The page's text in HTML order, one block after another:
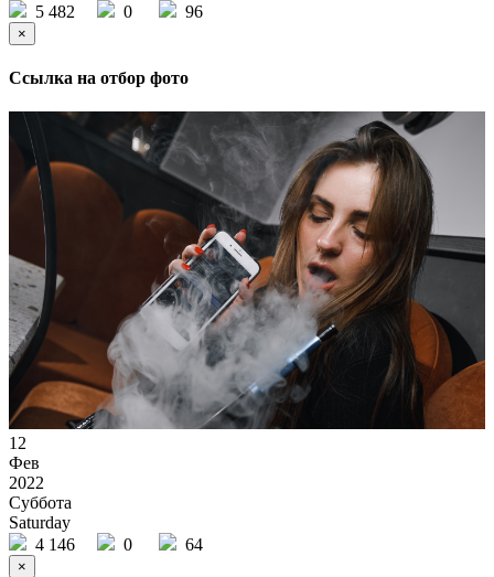
5 482
0 96
×
Ссылка на отбор фото
12
Фев
2022
Суббота
Saturday
4 146
0 64
×